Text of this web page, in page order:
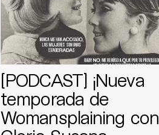
[PODCAST] ¡Nueva
temporada de
Womansplaining con